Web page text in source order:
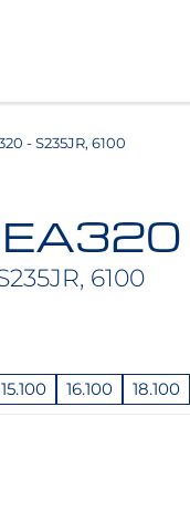
- S235JR, 6100
6100
15.100 16.100
18.100